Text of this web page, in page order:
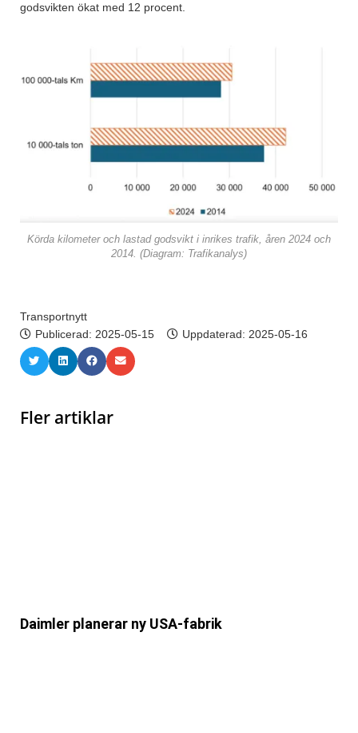
godsvikten ökat med 12 procent.
Körda kilometer och lastad godsvikt i inrikes trafik, åren 2024 och
2014. (Diagram: Trafikanalys)
Transportnytt
Publicerad: 2025-05-15 Uppdaterad: 2025-05-16
Fler artiklar
Daimler planerar ny USA-fabrik